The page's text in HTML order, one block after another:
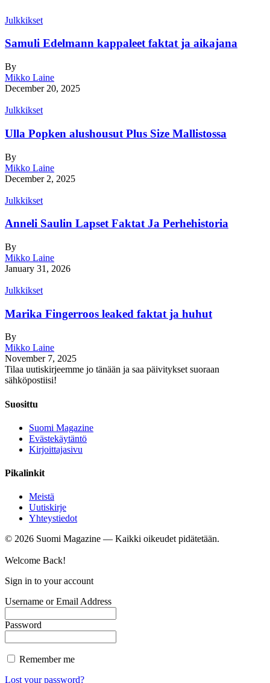
Julkkikset
Samuli Edelmann kappaleet faktat ja aikajana
By
Mikko Laine
December 20, 2025
Julkkikset
Ulla Popken alushousut Plus Size Mallistossa
By
Mikko Laine
December 2, 2025
Julkkikset
Anneli Saulin Lapset Faktat Ja Perhehistoria
By
Mikko Laine
January 31, 2026
Julkkikset
Marika Fingerroos leaked faktat ja huhut
By
Mikko Laine
November 7, 2025
Tilaa uutiskirjeemme jo tänään ja saa päivitykset suoraan
sähköpostiisi!
Suosittu
Suomi Magazine
Evästekäytäntö
Kirjoittajasivu
Pikalinkit
Meistä
Uutiskirje
Yhteystiedot
© 2026 Suomi Magazine — Kaikki oikeudet pidätetään.
Welcome Back!
Sign in to your account
Username or Email Address
Password
Remember me
Lost your password?